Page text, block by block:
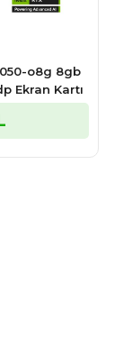
o8g 8gb
Ekran Kartı